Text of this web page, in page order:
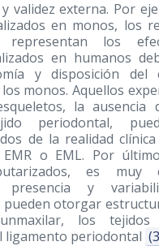
validez externa. Por
en monos, los
representan los
en humanos
y disposición del
monos. Aquellos
la ausencia
periodontal,
de la realidad
o EML. Por
es muy
y
otorgar
los tejidos
ligamento periodontal